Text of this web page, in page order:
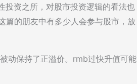
投资之所，对股市投资逻辑的看法也
篇的朋友中有多少人会参与股市，放
动保持了正溢价。rmb过快升值可能